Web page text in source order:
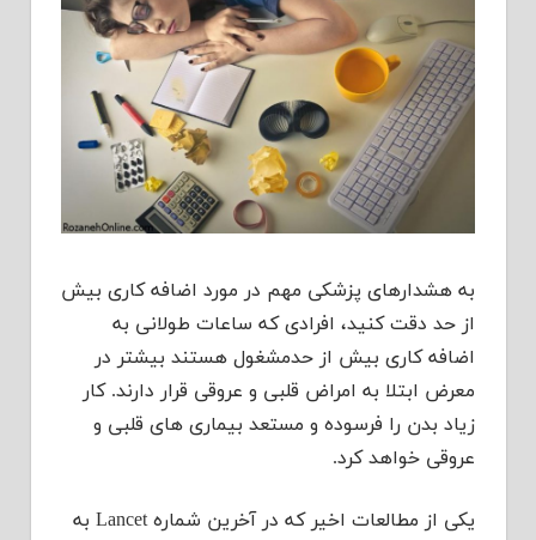
به هشدارهای پزشکی مهم در مورد اضافه کاری بیش
از حد دقت کنید، افرادی که ساعات طولانی به
اضافه کاری بیش از حدمشغول هستند بیشتر در
معرض ابتلا به امراض قلبی و عروقی قرار دارند. کار
زیاد بدن را فرسوده و مستعد بیماری های قلبی و
عروقی خواهد کرد.
یکی از مطالعات اخیر که در آخرین شماره Lancet به